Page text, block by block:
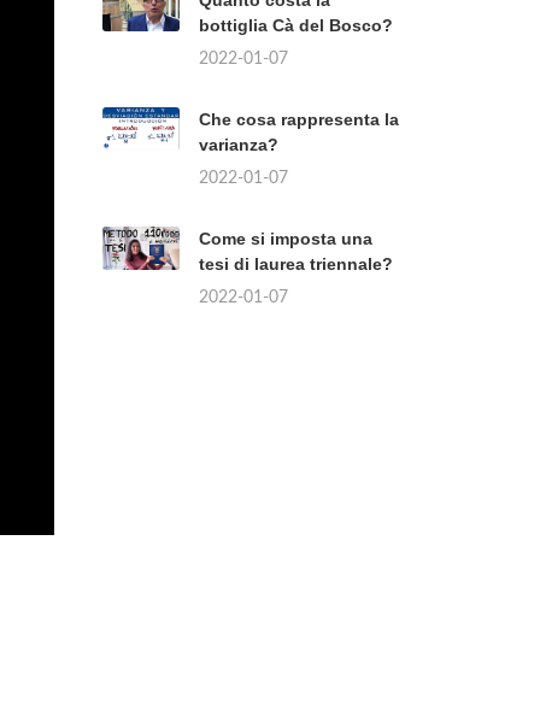
bottiglia Cà del Bosco?
2022-01-07
Che cosa rappresenta la
varianza?
2022-01-07
Come si imposta una
tesi di laurea triennale?
2022-01-07